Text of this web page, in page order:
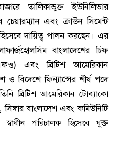
তালিকাভুক্ত ইউনিলিভার
এবং ক্রাউন সিমেন্ট
হিসেবে দায়িত্ব পালন করছেন। এর
বাংলাদেশের চিফ
এবং ব্রিটিশ আমেরিকান
বিদেশে ফিন্যান্সের শীর্ষ পদে
ব্রিটিশ আমেরিকান টোব্যাকো
বাংলাদেশ এবং কমিউনিটি
পরিচালক হিসেবে যুক্ত